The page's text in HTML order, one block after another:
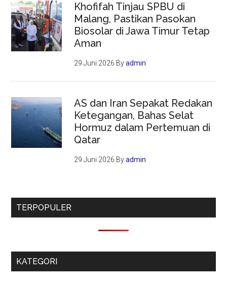
Khofifah Tinjau SPBU di
Malang, Pastikan Pasokan
Biosolar di Jawa Timur Tetap
Aman
29 Juni 2026 Byadmin
AS dan Iran Sepakat Redakan
Ketegangan, Bahas Selat
Hormuz dalam Pertemuan di
Qatar
29 Juni 2026 Byadmin
TERPOPULER
KATEGORI